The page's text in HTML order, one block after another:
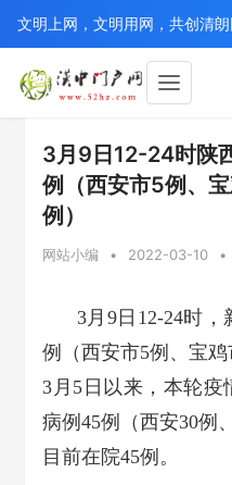
文明上网，文明用网，共创清朗
3月9日12-24时陕
例（西安市5例、
例）
网站小编 • 2022-03-10 •
3月9日12-24时
例（西安市5例、宝
3月5日以来，本轮疫
病例45例（西安30例
目前在院45例。